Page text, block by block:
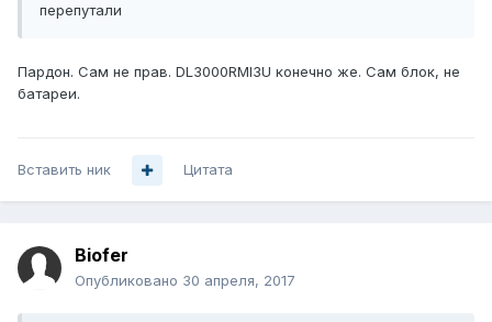
перепутали
Пардон. Сам не прав. DL3000RMI3U конечно же. Сам блок, не
батареи.
Вставить ник Цитата
Biofer
Опубликовано 30 апреля, 2017